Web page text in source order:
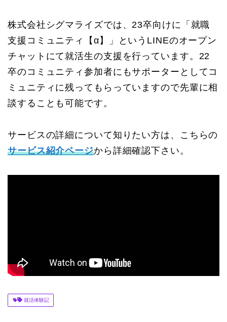
株式会社シグマライズでは、23卒向けに「就職
支援コミュニティ【α】」というLINEのオープン
チャットにて就活生の支援を行っています。22
卒のコミュニティ参加者にもサポーターとしてコ
ミュニティに残ってもらっていますので先輩に相
談することも可能です。
サービスの詳細について知りたい方は、こちらの
サービス紹介ページから詳細確認下さい。
就活体験記